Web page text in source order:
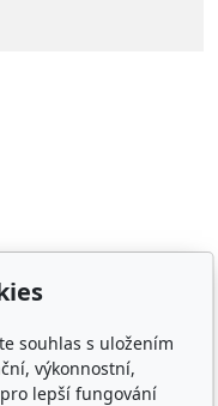
z.s.
2010
souhlas s uložením
výkonnostní,
lepší fungování